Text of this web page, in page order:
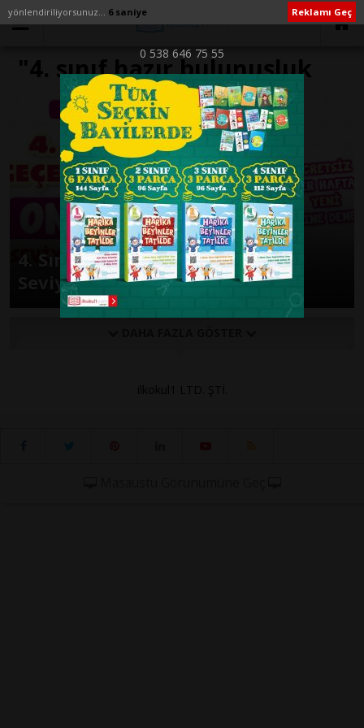
yönlendiriliyorsunuz... 6 saniye Reklamı Geç
0 538 646 75 55
"4. sınıf hazır bulunuşluk
sınavı 2020" ile İlişikli
yazılar
4. Sınıfa Geçenler İçin Sene Başı
Seviye Belirleme Sınavı -3-